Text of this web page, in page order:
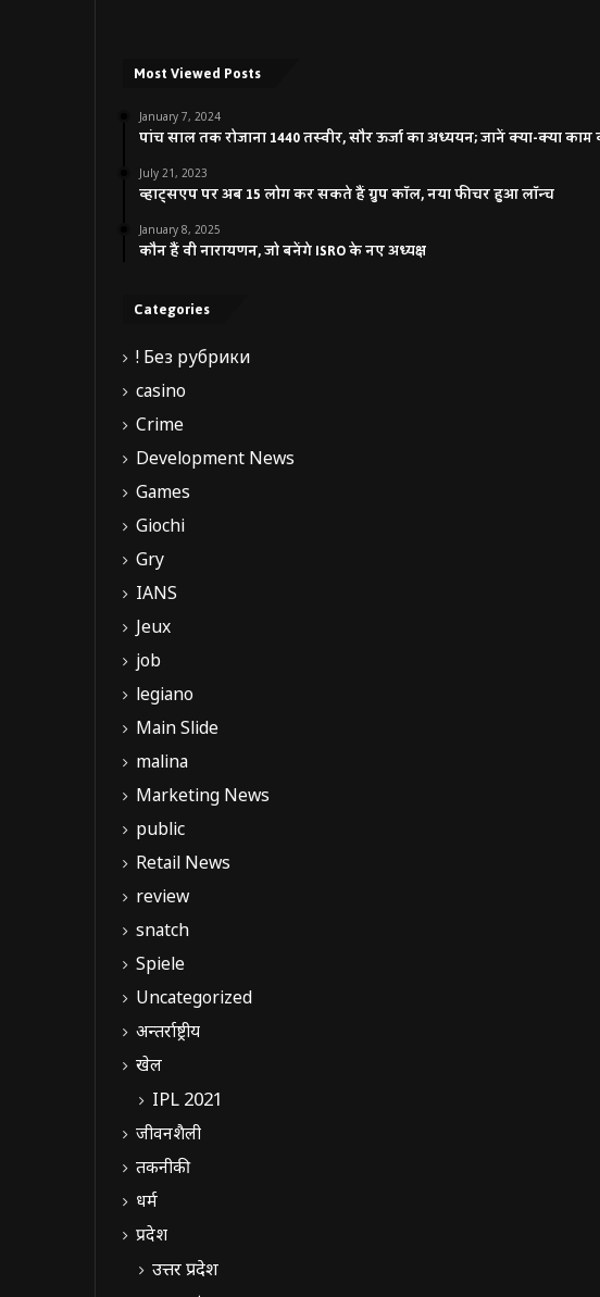
Most Viewed Posts
January 7, 2024
पांच साल तक रोजाना 1440 तस्वीर, सौर ऊर्जा का अध्ययन; जानें क्या-क्या
July 21, 2023
व्हाट्सएप पर अब 15 लोग कर सकते हैं ग्रुप कॉल, नया फीचर हुआ लॉन्च
January 8, 2025
कौन हैं वी नारायणन, जो बनेंगे ISRO के नए अध्यक्ष
Categories
! Без рубрики
casino
Crime
Development News
Games
Giochi
Gry
IANS
Jeux
job
legiano
Main Slide
malina
Marketing News
public
Retail News
review
snatch
Spiele
Uncategorized
अन्तर्राष्ट्रीय
खेल
IPL 2021
जीवनशैली
तकनीकी
धर्म
प्रदेश
उत्तर प्रदेश